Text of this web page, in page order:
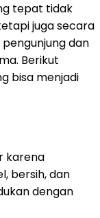
tepat tidak
juga secara
dan
Berikut
bisa menjadi
karena
bersih, dan
dengan